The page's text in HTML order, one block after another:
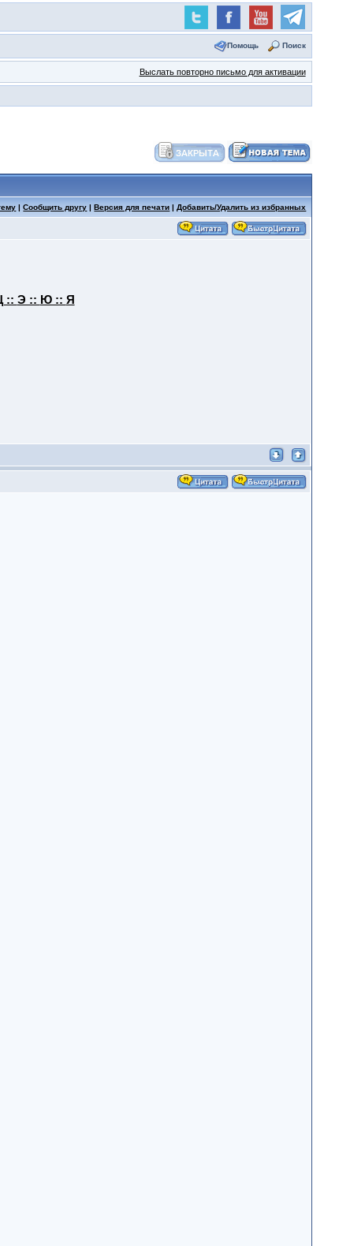
Помощь Поиск
Выслать повторно письмо для активации
|Сообщить другу |Версия для печати |Добавить/Удалить из избранных
:: Э :: Ю :: Я